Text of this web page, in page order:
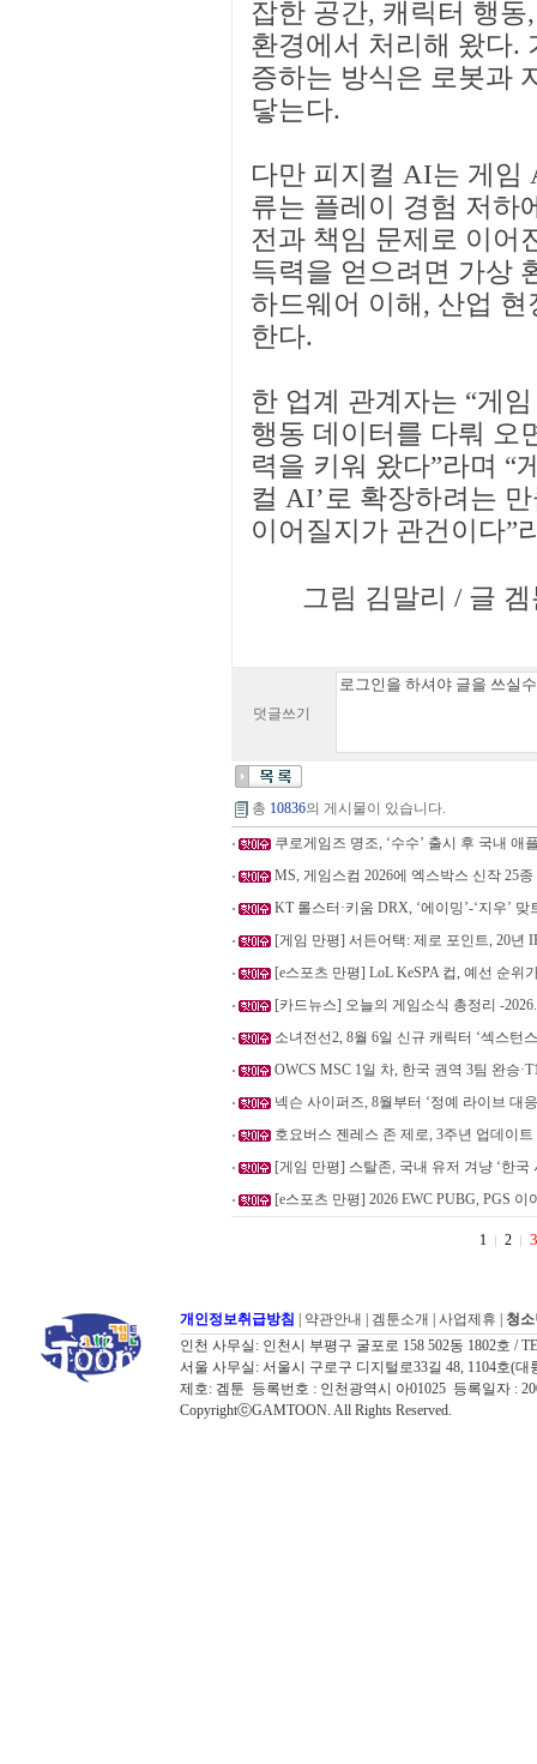
잡한 공간, 캐릭터 행
환경에서 처리해 왔다.
증하는 방식은 로봇과
닿는다.
다만 피지컬 AI는 게임
류는 플레이 경험 저하
전과 책임 문제로 이어
득력을 얻으려면 가상
하드웨어 이해, 산업
한다.
한 업계 관계자는 “게
행동 데이터를 다뤄 오
력을 키워 왔다”라며 “
컬 AI’로 확장하려는
이어질지가 관건이다”
그림 김말리 / 글 겜
덧글쓰기
총 10836의 게시물이 있습니다.
쿠로게임즈 명조, ‘수수’ 출시 후 국내 애
MS, 게임스컴 2026에 엑스박스 신작 25종
KT 롤스터·키움 DRX, ‘에이밍’-‘지우’ 맞
[게임 만평] 서든어택: 제로 포인트, 20년
[e스포츠 만평] LoL KeSPA 컵, 예선 순위
[카드뉴스] 오늘의 게임소식 총정리 -
소녀전선2, 8월 6일 신규 캐릭터 ‘섹스턴
OWCS MSC 1일 차, 한국 권역 3팀 완승
넥슨 사이퍼즈, 8월부터 ‘정예 라이브 대
호요버스 젠레스 존 제로, 3주년 업데이
[게임 만평] 스탈존, 국내 유저 겨냥 ‘한국
[e스포츠 만평] 2026 EWC PUBG, PGS 이
1 2 3
개인정보취급방침 약관안내 겜툰소개 사업제휴
청
인천 사무실: 인천시 부평구 굴포로 158 502동 1802호 /
서울 사무실: 서울시 구로구 디지털로33길 48, 1104호(대
제호: 겜툰 등록번호 : 인천광역시 아01025 등록일자 :
CopyrightⓒGAMTOON. All Rights Reserved.